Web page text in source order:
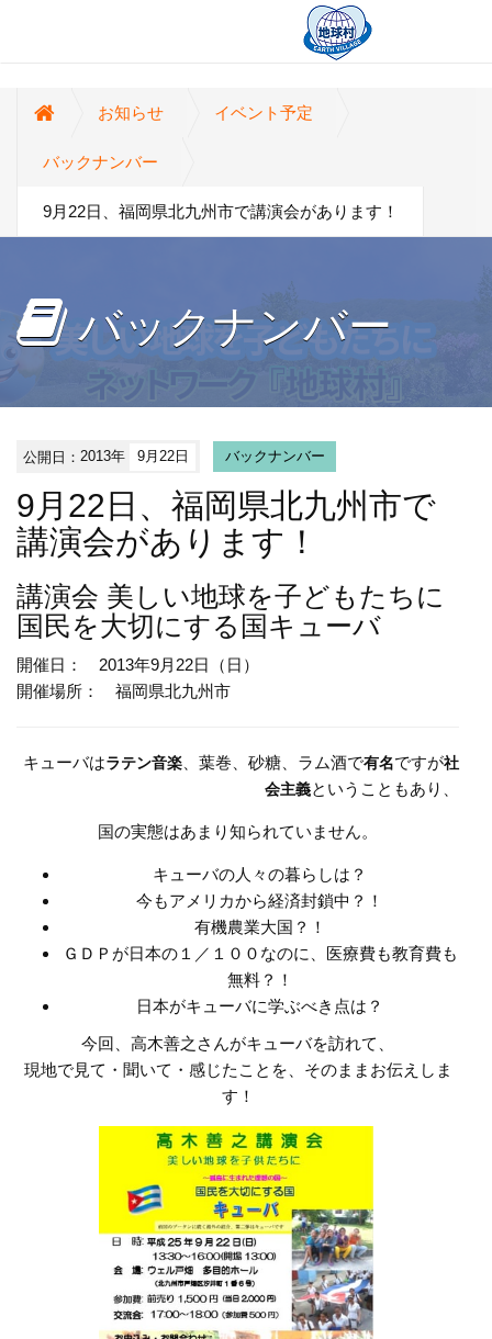
お知らせ イベント予定
バックナンバー
9月22日、福岡県北九州市で講演会があります！
バックナンバー
公開日：2013年 9月22日 バックナンバー
9月22日、福岡県北九州市で
講演会があります！
講演会 美しい地球を子どもたちに
国民を大切にする国キューバ
開催日： 2013年9月22日（日）
開催場所： 福岡県北九州市
キューバはラテン音楽 、葉巻、砂糖、ラム酒で有名ですが社
会主義ということもあり、
国の実態はあまり知られていません。
キューバの人々の暮らしは？
今もアメリカから経済封鎖中？！
有機農業大国？！
ＧＤＰが日本の１／１００なのに、医療費も教育費も
無料？！
日本がキューバに学ぶべき点は？
今回、高木善之さんがキューバを訪れて、
現地で見て・聞いて・感じたことを、そのままお伝えしま
す！